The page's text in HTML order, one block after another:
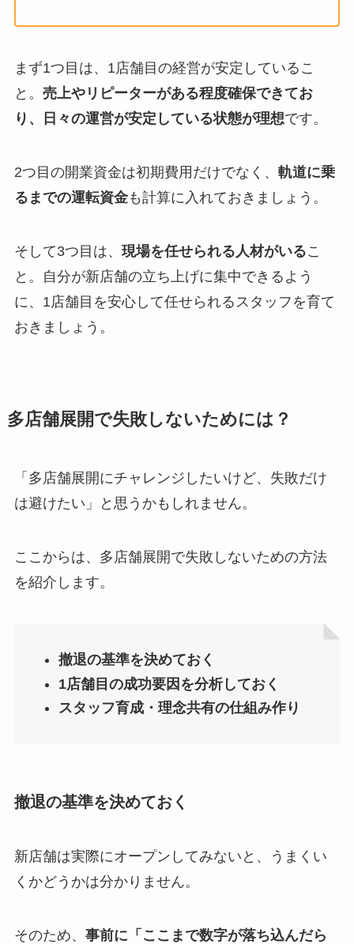
まず1つ目は、1店舗目の経営が安定しているこ
と。 売上やリピーターがある程度確保できてお
り、日々の運営が安定している状態が理想です。
2つ目の開業資金は初期費用だけでなく、 軌道に乗
るまでの運転資金も計算に入れておきましょう。
そして3つ目は、 現場を任せられる人材がいるこ
と。自分が新店舗の立ち上げに集中できるよう
に、1店舗目を安心して任せられるスタッフを育て
おきましょう。
多店舗展開で失敗しないためには？
「多店舗展開にチャレンジしたいけど、失敗だけ
は避けたい」と思うかもしれません。
ここからは、多店舗展開で失敗しないための方法
を紹介します。
撤退の基準を決めておく
1店舗目の成功要因を分析しておく
スタッフ育成・理念共有の仕組み作り
撤退の基準を決めておく
新店舗は実際にオープンしてみないと、うまくい
くかどうかは分かりません。
そのため、 事前に「ここまで数字が落ち込んだら